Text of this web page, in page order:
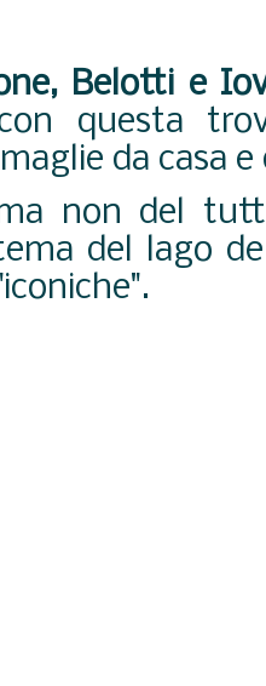
Belotti e
questa
da casa
non del
del lago